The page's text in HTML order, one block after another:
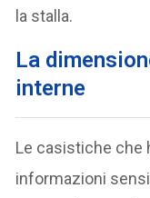
la stalla.
La
interne
Le casistiche che
informazioni